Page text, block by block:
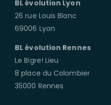
BL évolution Lyon
26 rue Louis Blanc
69006 Lyon
BL évolution Rennes
Le Bigre! Lieu
8 place du Colombier
35000 Rennes